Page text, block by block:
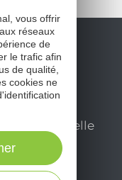
mensuelle
Aveyron.
vous offrir
réseaux
de
le trafic afin
de qualité,
cookies ne